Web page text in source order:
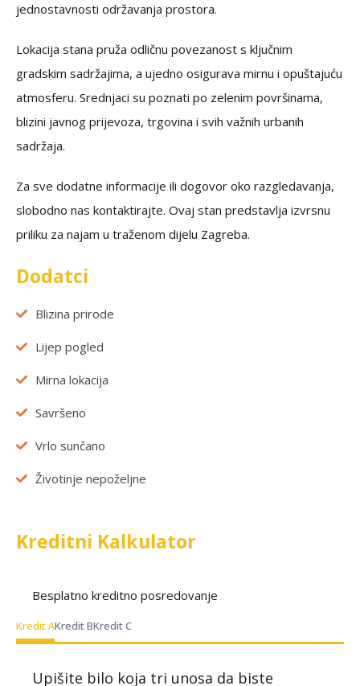
jednostavnosti održavanja prostora.
Lokacija stana pruža odličnu povezanost s ključnim
gradskim sadržajima, a ujedno osigurava mirnu i opuštajuću
atmosferu. Srednjaci su poznati po zelenim površinama,
blizini javnog prijevoza, trgovina i svih važnih urbanih
sadržaja.
Za sve dodatne informacije ili dogovor oko razgledavanja,
slobodno nas kontaktirajte. Ovaj stan predstavlja izvrsnu
priliku za najam u traženom dijelu Zagreba.
Dodatci
Blizina prirode
Lijep pogled
Mirna lokacija
Savršeno
Vrlo sunčano
Životinje nepoželjne
Kreditni Kalkulator
Besplatno kreditno posredovanje
Kredit AKredit BKredit C
Upišite bilo koja tri unosa da biste